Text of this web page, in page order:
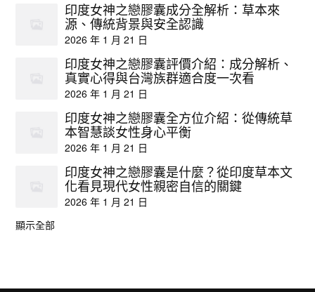
印度女神之戀膠囊成分全解析：草本來
源、傳統背景與安全認識
2026 年 1 月 21 日
印度女神之戀膠囊評價介紹：成分解析、
真實心得與台灣族群適合度一次看
2026 年 1 月 21 日
印度女神之戀膠囊全方位介紹：從傳統草
本智慧談女性身心平衡
2026 年 1 月 21 日
印度女神之戀膠囊是什麼？從印度草本文
化看見現代女性親密自信的關鍵
2026 年 1 月 21 日
顯示全部